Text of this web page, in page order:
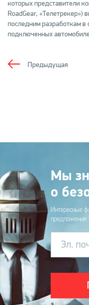
которых представители
RoadGear,
последним разработкам в
подключенных
Предыдущая
Мы
о
Интересные
предложения
Эл.